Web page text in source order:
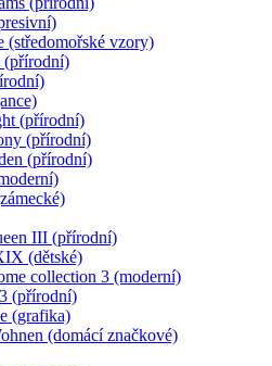
(středomořské vzory)
(přírodní)
(přírodní)
(přírodní)
(přírodní)
III (přírodní)
(dětské)
collection 3 (moderní)
(přírodní)
(grafika)
(domácí značkové)